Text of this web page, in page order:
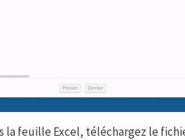
la feuille Excel, téléchargez le